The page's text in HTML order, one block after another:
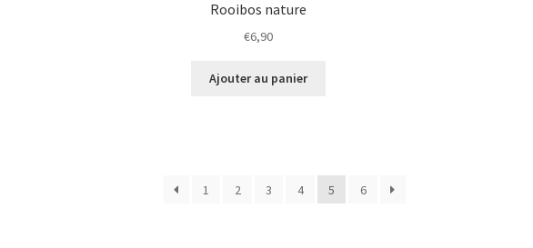
Rooibos nature
€6,90
Ajouter au panier
1 2 3 4 5 6